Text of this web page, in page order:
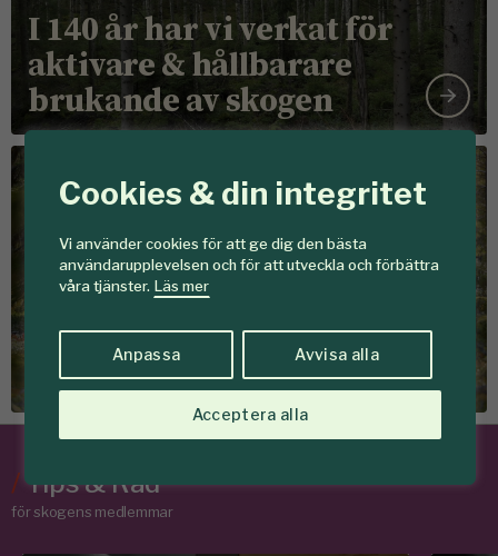
Cookies & din integritet
Vi använder cookies för att ge dig den bästa
användarupplevelsen och för att utveckla och förbättra
våra tjänster. Läs mer
Anpassa Avvisa alla
Acceptera alla
I 140 år har vi verkat för
aktivare & hållbarare
brukande av skogen
Föreningen Skogen
Det här vill vi
Tillsammans skapar vi
skogar som ger mer
/Tips & Råd
för skogens medlemmar